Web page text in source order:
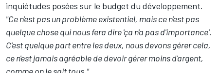
inquiétudes posées sur le budget du développement.
"Ce n'est pas un problème existentiel, mais ce n'est pas
quelque chose qui nous fera dire 'ça n'a pas d'importance'.
C'est quelque part entre les deux, nous devons gérer cela,
ce n'est jamais agréable de devoir gérer moins d'argent,